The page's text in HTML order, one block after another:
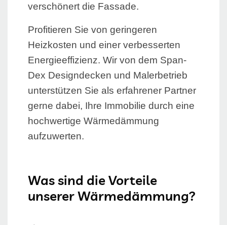
verschönert die Fassade.
Profitieren Sie von geringeren
Heizkosten und einer verbesserten
Energieeffizienz. Wir von dem Span-
Dex Designdecken und Malerbetrieb
unterstützen Sie als erfahrener Partner
gerne dabei, Ihre Immobilie durch eine
hochwertige Wärmedämmung
aufzuwerten.
Was sind die Vorteile
unserer Wärmedämmung?